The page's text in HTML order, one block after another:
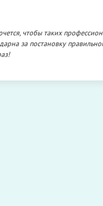
чтобы таких
за постановку